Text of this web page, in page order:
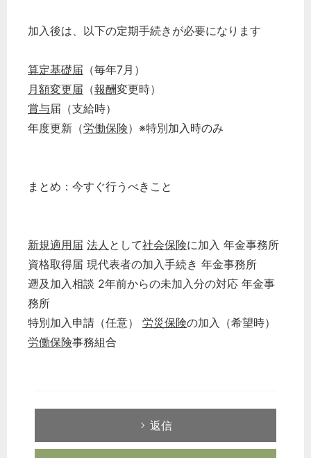
加入後は、以下の定期手続きが必要になります
算定基礎届 （毎年7月）
月額変更届 （報酬変更時）
賞与届（支給時）
年度更新（労働保険）※特別加入時のみ
まとめ：今すぐ行うべきこと
新規適用届 法人 として社会保険に加入 年金事務所
資格取得届 現代表者の加入手続き 年金事務所
遡及加入相談 2年前からの未加入分の対応 年金事
務所
特別加入申請（任意） 労災保険の加入（希望時）
労働保険事務組合
返信
どのカテゴリーに投稿しますか？
選択してください
労務管理
税務経理
総務の給湯室
秘書のノウハウ